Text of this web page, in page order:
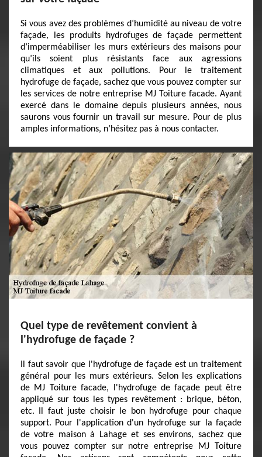
Si vous avez des problèmes d’humidité au niveau de votre
façade, les produits hydrofuges de façade permettent
d’imperméabiliser les murs extérieurs des maisons pour
qu’ils soient plus résistants face aux agressions
climatiques et aux pollutions. Pour le traitement
hydrofuge de façade, sachez que vous pouvez compter sur
les services de notre entreprise MJ Toiture facade. Ayant
exercé dans le domaine depuis plusieurs années, nous
saurons vous fournir un travail sur mesure. Pour de plus
amples informations, n’hésitez pas à nous contacter.
Quel type de revêtement convient à
l'hydrofuge de façade ?
Il faut savoir que l'hydrofuge de façade est un traitement
général pour les murs extérieurs. Selon les explications
de MJ Toiture facade, l'hydrofuge de façade peut être
appliqué sur tous les types revêtement : brique, béton,
etc. Il faut juste choisir le bon hydrofuge pour chaque
support. Pour l'application d'un hydrofuge sur la façade
de votre maison à Lahage et ses environs, sachez que
vous pouvez compter sur notre entreprise MJ Toiture